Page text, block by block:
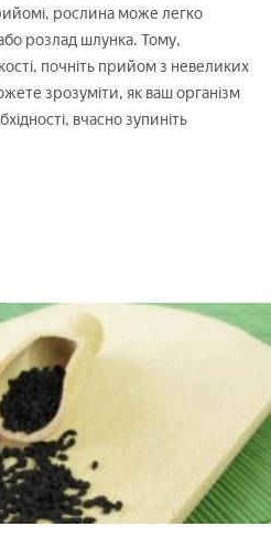
рослина може легко
або розлад шлунка. Тому,
почніть прийом з невеликих
зрозуміти, як ваш організм
вчасно зупиніть